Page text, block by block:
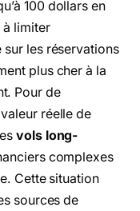
100 dollars en
à limiter
sur les réservations
plus cher à la
Pour de
réelle de
vols long-
complexes
Cette situation
sources de